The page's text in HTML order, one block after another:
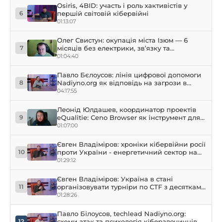
6
Osiris, 4BID: участь і роль хактивістів у
першій світовій кібервійні
01:13:07
7
Олег Свистун: окупація міста Ізюм — 6
місяців без електрики, зв’язку та
інформації | eQtalk
01:04:40
8
Павло Бєлоусов: лінія цифрової допомоги
Nadiyno.org як відповідь на загрози в
кіберпросторі та їх еволюцію
04:17:55
9
Леонід Юлдашев, координатор проектів
eQualitie: Ceno Browser як інструмент для
забезпечення доступу до інформації під
час сплінтеризації інтернету
01:07:00
10
Євген Владіміров: хроніки кібервійни росії
проти України - енергетичний сектор на
прицілі
01:29:12
11
Євген Владіміров: Україна в стані
організовувати турніри по CTF з десятками
тисяч учасників
01:28:26
Павло Білоусов, techlead Nadiyno.org: